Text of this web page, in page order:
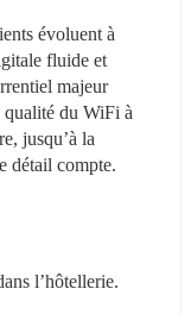
évoluent à
fluide et
majeur
qualité du WiFi à
jusqu’à la
détail compte.
l’hôtellerie.